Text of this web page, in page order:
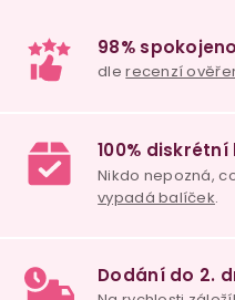
Earth Intense
VZOREK, 3 ml
79 Kč